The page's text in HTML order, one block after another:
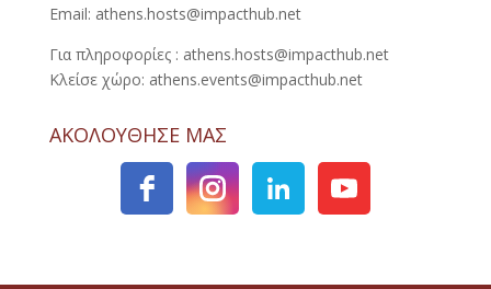
Email: athens.hosts@impacthub.net
Για πληροφορίες : athens.hosts@impacthub.net
Κλείσε χώρο: athens.events@impacthub.net
ΑΚΟΛΟΥΘΗΣΕ ΜΑΣ